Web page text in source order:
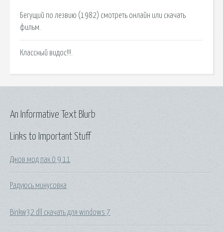
Бегущий по лезвию (1982) смотреть онлайн или скачать
фильм.
Классный видос!!!.
Links to Important Stuff
Джов мод пак 0 9 11
Радуюсь минусовка
Binkw32 dll скачать для windows 7
An Informative Text Blurb